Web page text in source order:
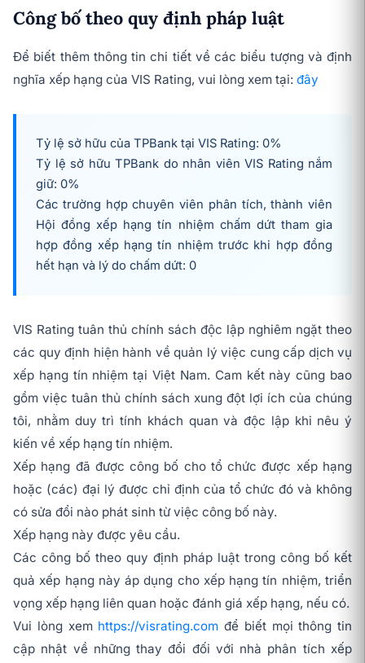
Công bố theo quy định pháp luật
Để biết thêm thông tin chi tiết về các biểu tượng và định
nghĩa xếp hạng của VIS Rating, vui lòng xem tại: đây
Tỷ lệ sở hữu của TPBank tại VIS Rating: 0%
Tỷ lệ sở hữu TPBank do nhân viên VIS Rating nắm
giữ: 0%
Các trường hợp chuyên viên phân tích, thành viên
Hội đồng xếp hạng tín nhiệm chấm dứt tham gia
hợp đồng xếp hạng tín nhiệm trước khi hợp đồng
hết hạn và lý do chấm dứt: 0
VIS Rating tuân thủ chính sách độc lập nghiêm ngặt theo
các quy định hiện hành về quản lý việc cung cấp dịch vụ
xếp hạng tín nhiệm tại Việt Nam. Cam kết này cũng bao
gồm việc tuân thủ chính sách xung đột lợi ích của chúng
tôi, nhằm duy trì tính khách quan và độc lập khi nêu ý
kiến về xếp hạng tín nhiệm.
Xếp hạng đã được công bố cho tổ chức được xếp hạng
hoặc (các) đại lý được chỉ định của tổ chức đó và không
có sửa đổi nào phát sinh từ việc công bố này.
Xếp hạng này được yêu cầu.
Các công bố theo quy định pháp luật trong công bố kết
quả xếp hạng này áp dụng cho xếp hạng tín nhiệm, triển
vọng xếp hạng liên quan hoặc đánh giá xếp hạng, nếu có.
Vui lòng xem https://visrating.com để biết mọi thông tin
cập nhật về những thay đổi đối với nhà phân tích xếp